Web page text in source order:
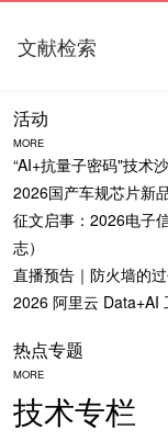
文献检索
活动
MORE
“AI+抗量子密码"技术
2026国产车规芯片新
征文启事：2026电子
志）
直播预告｜防火墙的
2026 阿里云 Data+AI
热点专题
MORE
技术专栏